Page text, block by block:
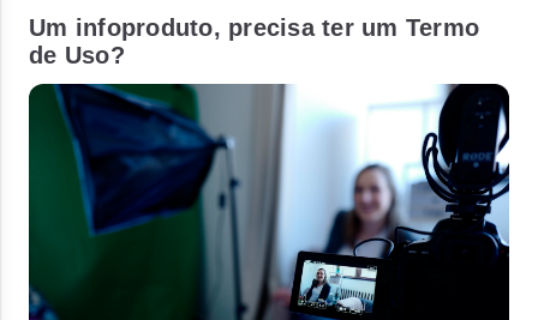
Um infoproduto, precisa ter um Termo
de Uso?